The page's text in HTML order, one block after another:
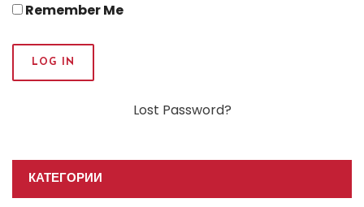
Remember Me
Lost Password?
КАТЕГОРИИ